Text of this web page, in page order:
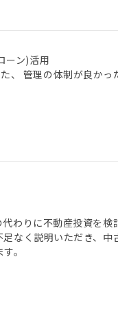
ーン)活用
、 管理の体制が良かっ
わりに不動産投資を
なく説明いただき、
。